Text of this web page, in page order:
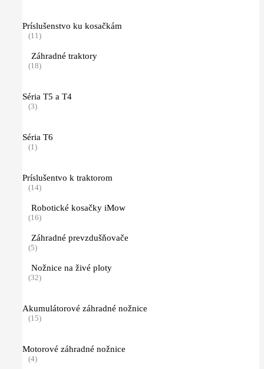
Príslušenstvo ku kosačkám
(11)
Záhradné traktory
(18)
Séria T5 a T4
(3)
Séria T6
(1)
Príslušentvo k traktorom
(14)
Robotické kosačky iMow
(16)
Záhradné prevzdušňovače
(5)
Nožnice na živé ploty
(32)
Akumulátorové záhradné nožnice
(15)
Motorové záhradné nožnice
(4)